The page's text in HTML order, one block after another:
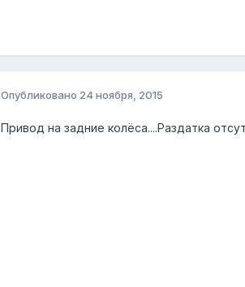
Опубликовано 24 ноября, 2015
Привод на задние колёса....Раздатка